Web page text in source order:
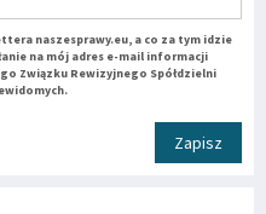
naszesprawy.eu, a co za tym idzie
na mój adres e-mail informacji
Związku Rewizyjnego Spółdzielni
Zapisz